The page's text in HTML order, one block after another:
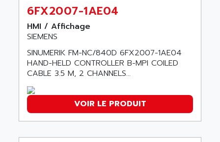
BKD
A16B
MIDIMASTER VECTOR
MIDIMASTER
SMC200
TELEFAST ABE7
750
AMAT
AMBERSIL
AMBRESIL
AMC
AMD
AMDV
AMERICAN MEGATRENDS
AMERICAN MICROSEMICONDUCTOR
AMERICAN MICROSEMICONDUCTOR INC
6FX2007-1AE04
HMI / Affichage
SIEMENS
SINUMERIK FM-NC/840D 6FX2007-1AE04
HAND-HELD CONTROLLER B-MPI COILED
CABLE 3.5 M, 2 CHANNELS...
VOIR LE PRODUIT